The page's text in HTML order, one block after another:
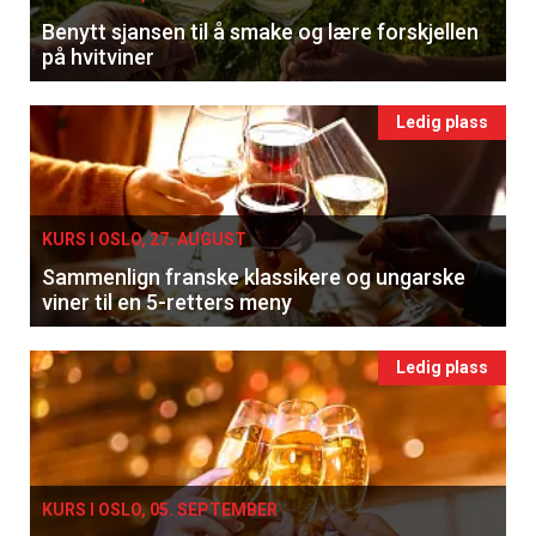
Benytt sjansen til å smake og lære forskjellen
på hvitviner
Ledig plass
KURS I OSLO, 27. AUGUST
Sammenlign franske klassikere og ungarske
viner til en 5-retters meny
Ledig plass
KURS I OSLO, 05. SEPTEMBER